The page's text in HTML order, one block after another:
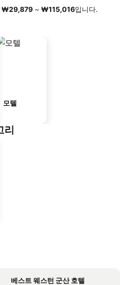
‎₩29,879 ~ ‎₩115,016입니다.
모텔
리
베스트 웨스턴 군산 호텔